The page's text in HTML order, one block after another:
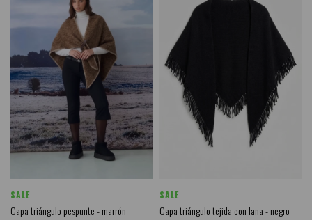
SALE
Capa triángulo pespunte - marrón
SALE
Capa triángulo tejida con lana - negro